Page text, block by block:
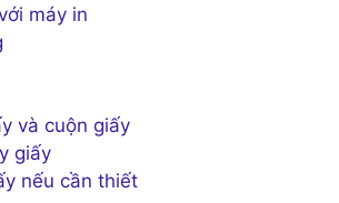
máy in
và cuộn giấy
giấy
nếu cần thiết